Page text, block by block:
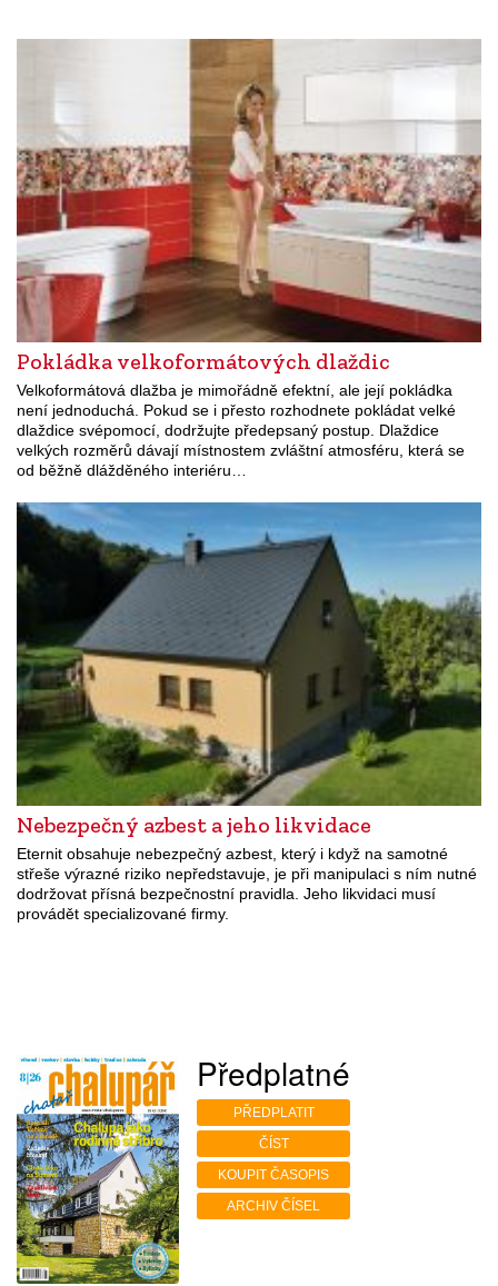
Pokládka velkoformátových dlaždic
Velkoformátová dlažba je mimořádně efektní, ale její pokládka
není jednoduchá. Pokud se i přesto rozhodnete pokládat velké
dlaždice svépomocí, dodržujte předepsaný postup. Dlaždice
velkých rozměrů dávají místnostem zvláštní atmosféru, která se
od běžně dlážděného interiéru…
Nebezpečný azbest a jeho likvidace
Eternit obsahuje nebezpečný azbest, který i když na samotné
střeše výrazné riziko nepředstavuje, je při manipulaci s ním nutné
dodržovat přísná bezpečnostní pravidla. Jeho likvidaci musí
provádět specializované firmy.
Předplatné
PŘEDPLATIT
ČÍST
KOUPIT ČASOPIS
ARCHIV ČÍSEL